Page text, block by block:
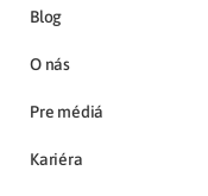
Blog
O nás
Pre médiá
Kariéra